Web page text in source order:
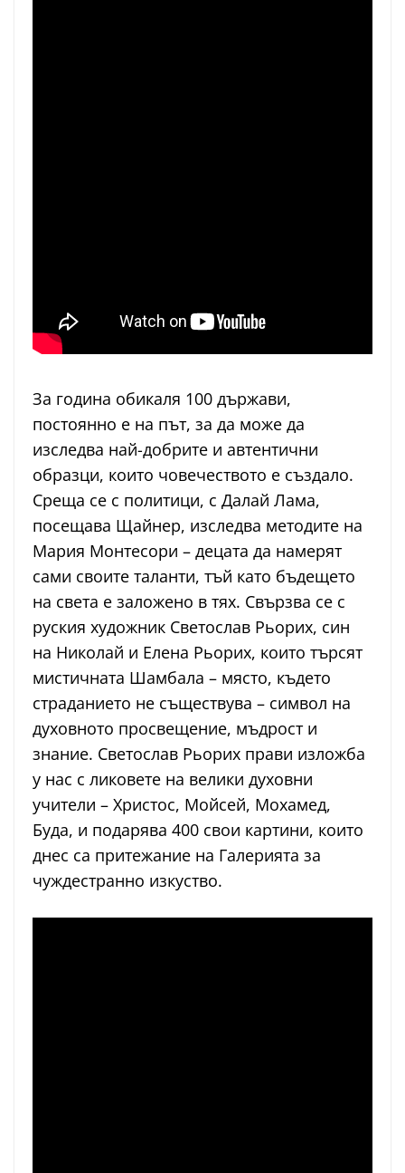
За година обикаля 100 държави,
постоянно е на път, за да може да
изследва най-добрите и автентични
образци, които човечеството е създало.
Среща се с политици, с Далай Лама,
посещава Щайнер, изследва методите на
Мария Монтесори – децата да намерят
сами своите таланти, тъй като бъдещето
на света е заложено в тях. Свързва се с
руския художник Светослав Рьорих, син
на Николай и Елена Рьорих, които търсят
мистичната Шамбала – място, където
страданието не съществува – символ на
духовното просвещение, мъдрост и
знание. Светослав Рьорих прави изложба
у нас с ликовете на велики духовни
учители – Христос, Мойсей, Мохамед,
Буда, и подарява 400 свои картини, които
днес са притежание на Галерията за
чуждестранно изкуство.